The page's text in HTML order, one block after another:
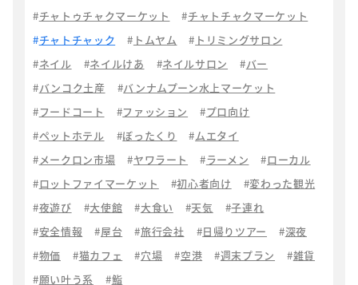
チャトゥチャクマーケット
チャトチャクマーケット
チャトチャック
トムヤム
トリミングサロン
ネイル
ネイルけあ ネイルサロン
バー
バンコク土産
バンナムプーン水上マーケット
フードコート
ファッション
プロ向け
ペットホテル
ぼったくり
ムエタイ
メークロン市場
ヤワラート ラーメン
ローカル
ロットファイマーケット
初心者向け
変わった観光
夜遊び
大使館 大食い 天気
子連れ
安全情報
屋台 旅行会社 日帰りツアー
深夜
物価
猫カフェ 穴場 空港 週末プラン
雑貨
願い叶う系
鮨